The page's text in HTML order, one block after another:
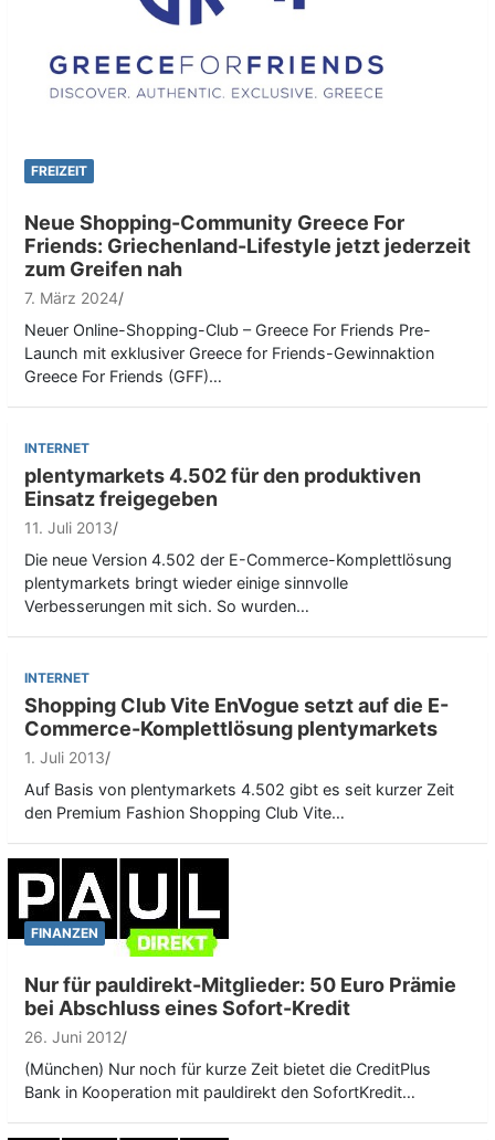
FREIZEIT
Neue Shopping-Community Greece For
Friends: Griechenland-Lifestyle jetzt jederzeit
zum Greifen nah
7. März 2024
Neuer Online-Shopping-Club – Greece For Friends Pre-
Launch mit exklusiver Greece for Friends-Gewinnaktion
Greece For Friends (GFF)…
INTERNET
plentymarkets 4.502 für den produktiven
Einsatz freigegeben
11. Juli 2013
Die neue Version 4.502 der E-Commerce-Komplettlösung
plentymarkets bringt wieder einige sinnvolle
Verbesserungen mit sich. So wurden…
INTERNET
Shopping Club Vite EnVogue setzt auf die E-
Commerce-Komplettlösung plentymarkets
1. Juli 2013
Auf Basis von plentymarkets 4.502 gibt es seit kurzer Zeit
den Premium Fashion Shopping Club Vite…
FINANZEN
Nur für pauldirekt-Mitglieder: 50 Euro Prämie
bei Abschluss eines Sofort-Kredit
26. Juni 2012
(München) Nur noch für kurze Zeit bietet die CreditPlus
Bank in Kooperation mit pauldirekt den SofortKredit…